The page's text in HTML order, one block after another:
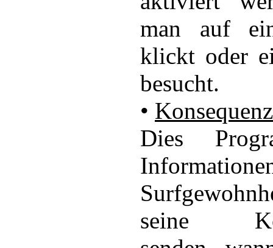
man auf
klickt oder
besucht.
•
Dies
seine